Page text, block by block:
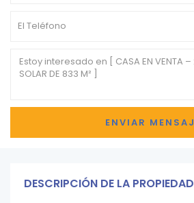
DESCRIPCIÓN DE LA PROPIEDAD